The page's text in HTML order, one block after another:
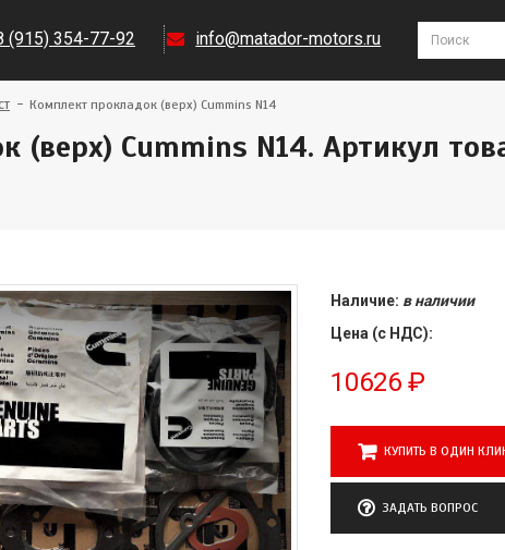
(915) 354-77-92 info@matador-motors.ru
Комплект прокладок (верх) Cummins N14
(верх) Cummins N14. Артикул
Наличие: в наличии
Цена (с НДС):
10626 ₽
КУПИТЬ В ОДИН
ЗАДАТЬ ВОПРОС